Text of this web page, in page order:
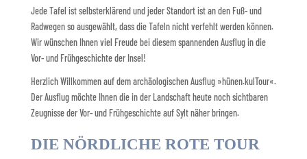
Jede Tafel ist selbsterklärend und jeder Standort ist an den Fuß- und
Radwegen so ausgewählt, dass die Tafeln nicht verfehlt werden können.
Wir wünschen Ihnen viel Freude bei diesem spannenden Ausflug in die
Vor- und Frühgeschichte der Insel!
Herzlich Willkommen auf dem archäologischen Ausflug »hünen.kulTour«.
Der Ausflug möchte Ihnen die in der Landschaft heute noch sichtbaren
Zeugnisse der Vor- und Frühgeschichte auf Sylt näher bringen.
DIE NÖRDLICHE ROTE TOUR